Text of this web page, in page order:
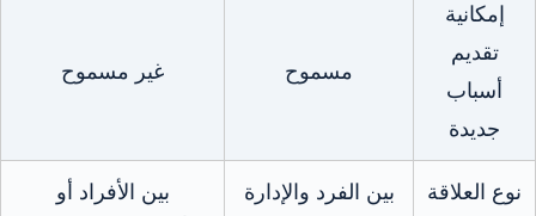
إمكانية
تقديم
أسباب
جديدة
مسموح غير مسموح
نوع العلاقة
بين الفرد والإدارة
بين الأفراد أو